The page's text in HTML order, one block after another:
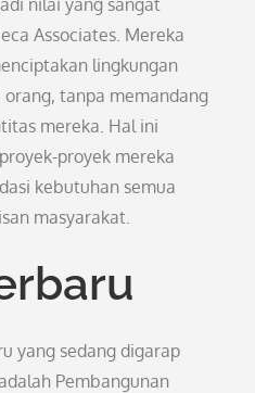
nilai yang sangat
Associates. Mereka
lingkungan
tanpa memandang
mereka. Hal ini
proyek mereka
kebutuhan semua
masyarakat.
yang sedang digarap
Pembangunan